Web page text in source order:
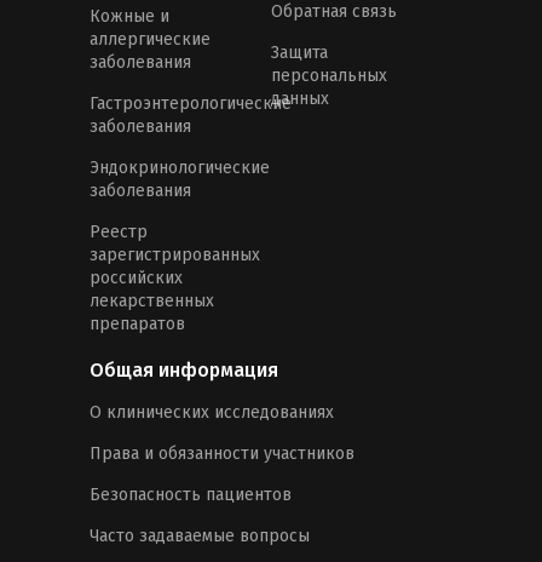
Кожные и
аллергические
заболевания
Гастроэнтерологические
заболевания
Эндокринологические
заболевания
Реестр
зарегистрированных
российских
лекарственных
препаратов
Обратная связь
Защита
персональных
данных
Общая информация
О клинических исследованиях
Права и обязанности участников
Безопасность пациентов
Часто задаваемые вопросы